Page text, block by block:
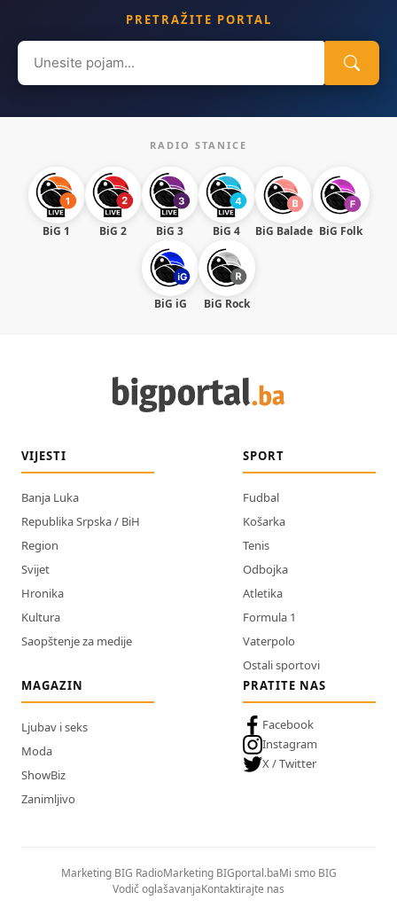
PRETRAŽITE PORTAL
Search
for:
RADIO STANICE
BiG 1 BiG 2 BiG 3 BiG 4 BiG Balade BiG Folk
BiG iG BiG Rock
VIJESTI
Banja Luka
Republika Srpska / BiH
Region
Svijet
Hronika
Kultura
Saopštenje za medije
SPORT
Fudbal
Košarka
Tenis
Odbojka
Atletika
Formula 1
Vaterpolo
Ostali sportovi
MAGAZIN
Ljubav i seks
Moda
ShowBiz
Zanimljivo
PRATITE NAS
Facebook
Instagram
X / Twitter
Marketing BIG RadioMarketing BIGportal.baMi smo BIG
Vodič oglašavanjaKontaktirajte nas